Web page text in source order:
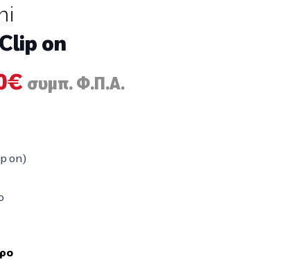
on
€ Η
τρέχουσα
135,00€.
συμπ. Φ.Π.Α.
on)